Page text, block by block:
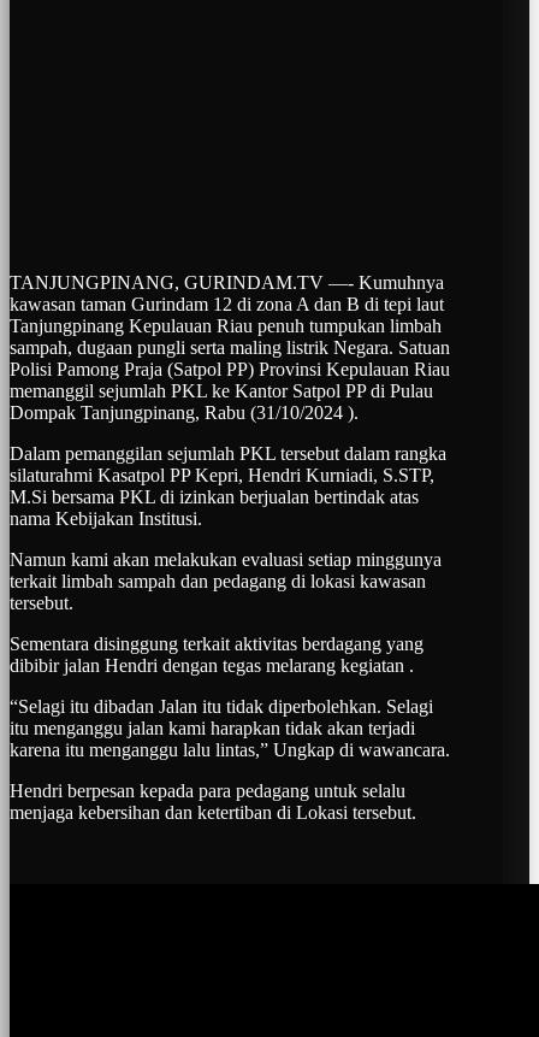
TANJUNGPINANG, GURINDAM.TV —- Kumuhnya
kawasan taman Gurindam 12 di zona A dan B di tepi laut
Tanjungpinang Kepulauan Riau penuh tumpukan limbah
sampah, dugaan pungli serta maling listrik Negara. Satuan
Polisi Pamong Praja (Satpol PP) Provinsi Kepulauan Riau
memanggil sejumlah PKL ke Kantor Satpol PP di Pulau
Dompak Tanjungpinang, Rabu (31/10/2024 ).
Dalam pemanggilan sejumlah PKL tersebut dalam rangka
silaturahmi Kasatpol PP Kepri, Hendri Kurniadi, S.STP,
M.Si bersama PKL di izinkan berjualan bertindak atas
nama Kebijakan Institusi.
Namun kami akan melakukan evaluasi setiap minggunya
terkait limbah sampah dan pedagang di lokasi kawasan
tersebut.
Sementara disinggung terkait aktivitas berdagang yang
dibibir jalan Hendri dengan tegas melarang kegiatan .
“Selagi itu dibadan Jalan itu tidak diperbolehkan. Selagi
itu menganggu jalan kami harapkan tidak akan terjadi
karena itu menganggu lalu lintas,” Ungkap di wawancara.
Hendri berpesan kepada para pedagang untuk selalu
menjaga kebersihan dan ketertiban di Lokasi tersebut.